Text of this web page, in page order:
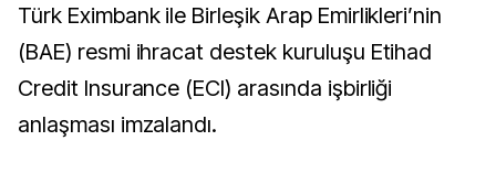
Türk Eximbank ile Birleşik Arap Emirlikleri’nin
(BAE) resmi ihracat destek kuruluşu Etihad
Credit Insurance (ECI) arasında işbirliği
anlaşması imzalandı.